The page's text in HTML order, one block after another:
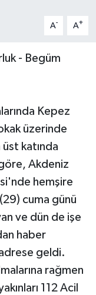
A- A+
- Begüm
Kepez
üzerinde
üst katında
Akdeniz
hemşire
cuma günü
ve dün de işe
haber
geldi.
rağmen
112 Acil